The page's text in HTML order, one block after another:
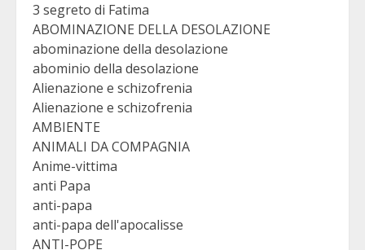
3 segreto di Fatima
ABOMINAZIONE DELLA DESOLAZIONE
abominazione della desolazione
abominio della desolazione
Alienazione e schizofrenia
Alienazione e schizofrenia
AMBIENTE
ANIMALI DA COMPAGNIA
Anime-vittima
anti Papa
anti-papa
anti-papa dell'apocalisse
ANTI-POPE